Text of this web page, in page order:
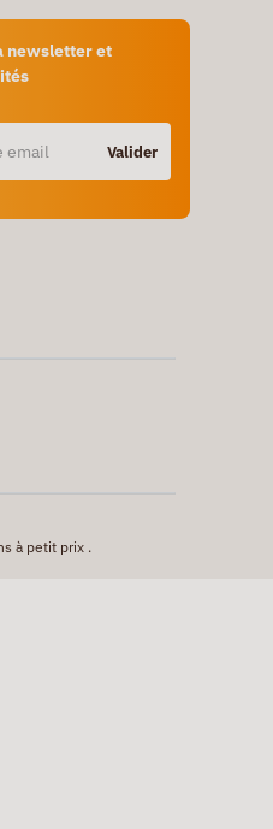
newsletter et
Valider
à petit prix .